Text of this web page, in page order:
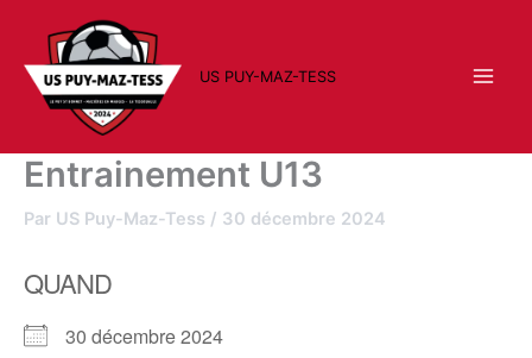
contenu
US PUY-MAZ-TESS
Entrainement U13
Par US Puy-Maz-Tess / 30 décembre 2024
QUAND
30 décembre 2024